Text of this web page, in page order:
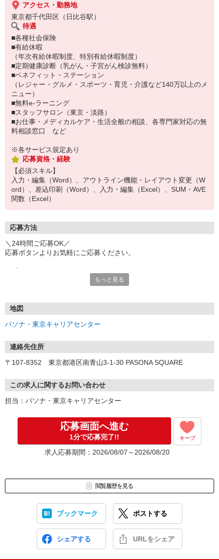
アクセス・勤務地
東京都千代田区（日比谷駅）
待遇
■各種社会保険
■有給休暇
（年次有給休暇制度、特別有給休暇制度）
■定期健康診断（乳がん・子宮がん検診無料）
■ベネフィット・ステーション
（レジャー・グルメ・スポーツ・育児・介護など140万以上のメ
ニュー）
■無料e-ラーニング
■スタッフサロン（東京・淡路）
■お仕事・メディカルケア・生活全般の相談、各専門家対応の無
料相談窓口 など
※各サービス規定あり
応募資格・経験
【必須スキル】
入力・編集（Word）、アウトライン機能・レイアウト変更（W
ord）、差込印刷（Word）、入力・編集（Excel）、SUM・AVE
関数（Excel）
応募方法
＼24時間ご応募OK／
応募ボタンよりお気軽にご応募ください。
※メールが届かない場合、迷惑メールフォルダもご確認ください。
▼イーアイデムから応募
のご連絡
▼お仕事紹介
▼お仕事開始
もっと見る
地図
パソナ・東京キャリアセンター
連絡先住所
〒107-8352 東京都港区南青山3-1-30 PASONA SQUARE
この求人に関するお問い合わせ
担当：パソナ・東京キャリアセンター
応募画面へ進む
1分で応募完了!! キープ
求人応募期間：2026/08/07～2026/08/20
閲覧履歴を見る
ブックマーク ポストする
シェアする URLをシェア